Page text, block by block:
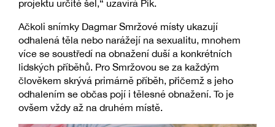
projektu určitě šel,“ uzavírá Pik.
Ačkoli snímky Dagmar Smržové místy ukazují
odhalená těla nebo narážejí na sexualitu, mnohem
více se soustředí na obnažení duší a konkrétních
lidských příběhů. Pro Smržovou se za každým
člověkem skrývá primárně příběh, přičemž s jeho
odhalením se občas pojí i tělesné obnažení. To je
ovšem vždy až na druhém místě.